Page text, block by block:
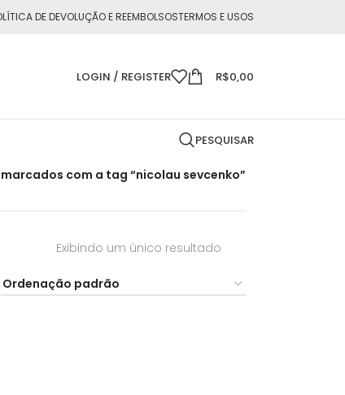
DE DEVOLUÇÃO E REEMBOLSOSTERMOS E USOS
LOGIN / REGISTER R$0,00
PESQUISAR
com a tag “nicolau sevcenko”
Exibindo um único resultado